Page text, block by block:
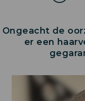
Ongeacht de
er een